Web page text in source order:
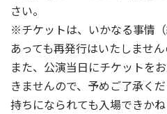
さい。
※チケットは、いかなる事情
あっても再発行はいたしませ
また、公演当日にチケットを
きませんので、予めご了承く
持ちになられても入場できか